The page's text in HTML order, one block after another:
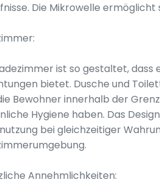
Die Mikrowelle
ist so gestaltet,
bietet. Dusche und
Bewohner innerhalb der
Hygiene haben. Das
bei gleichzeitiger
Annehmlichkeiten: